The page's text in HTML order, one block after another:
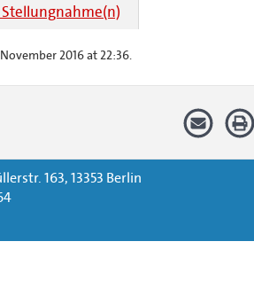
2016 at 22:36.
163, 13353 Berlin